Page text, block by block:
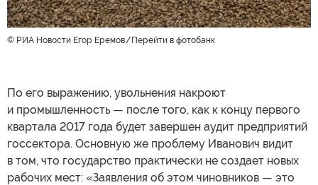
© РИА Новости Егор Еремов Перейти в фотобанк
По его выражению, увольнения накроют
и промышленность — после того, как к концу первого
квартала 2017 года будет завершен аудит предприятий
госсектора. Основную же проблему Иванович видит
в том, что государство практически не создает новых
рабочих мест: «Заявления об этом чиновников — это